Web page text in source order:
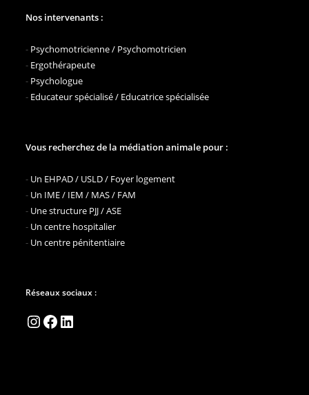
Nos intervenants :
- Psychomotricienne / Psychomotricien
- Ergothérapeute
- Psychologue
- Educateur spécialisé / Educatrice spécialisée
Vous recherchez de la médiation animale pour :
- Un EHPAD / USLD / Foyer logement
- Un IME / IEM / MAS / FAM
- Une structure PJJ / ASE
- Un centre hospitalier
- Un centre pénitentiaire
Réseaux sociaux :
Instagram
Facebook
LinkedIn